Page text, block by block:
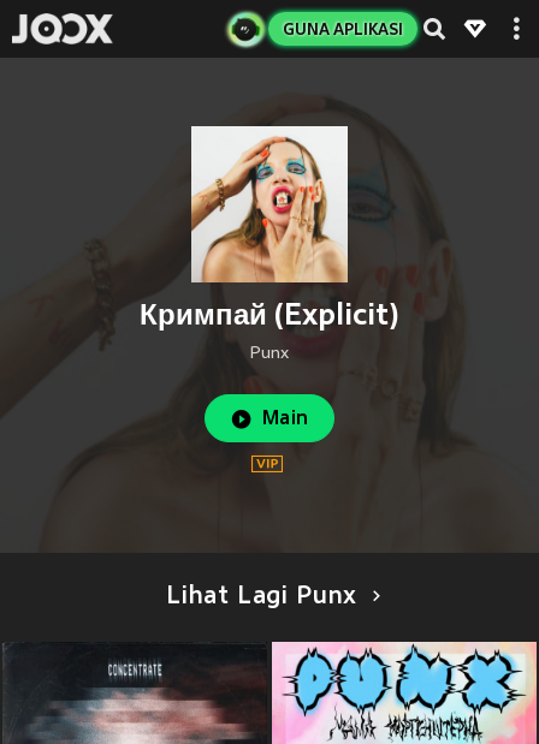
GUNA APLIKASI
Кримпай (Explicit)
Punx
Main
Lihat Lagi Punx